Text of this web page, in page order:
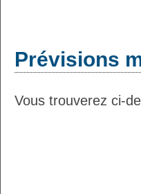
Prévisions
Vous trouverez ci-